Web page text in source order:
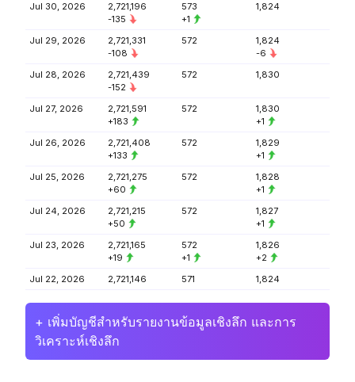
Jul 30, 2026
2,721,196
-135
573
+1
1,824
Jul 29, 2026
2,721,331
-108
572
1,824
-6
Jul 28, 2026
2,721,439
-152
572 1,830
Jul 27, 2026
2,721,591
+183
572
1,830
+1
Jul 26, 2026
2,721,408
+133
572
1,829
+1
Jul 25, 2026
2,721,275
+60
572
1,828
+1
Jul 24, 2026
2,721,215
+50
572
1,827
+1
Jul 23, 2026
2,721,165
+19
572
+1
1,826
+2
Jul 22, 2026
2,721,146 571 1,824
+ เพิ่มบัญชีสำหรับรายงานข้อมูลเชิงลึก และการ
วิเคราะห์เชิงลึก